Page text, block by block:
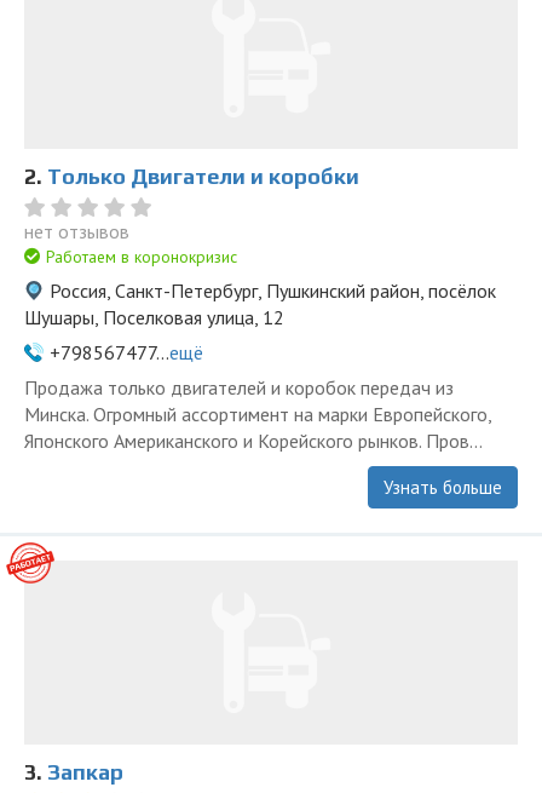
2. Только Двигатели и коробки
нет отзывов
Работаем в коронокризис
Россия, Санкт-Петербург, Пушкинский район, посёлок
Шушары, Поселковая улица, 12
+798567477...ещё
Продажа только двигателей и коробок передач из
Минска. Огромный ассортимент на марки Европейского,
Японского Американского и Корейского рынков. Пров...
Узнать больше
3. Запкар